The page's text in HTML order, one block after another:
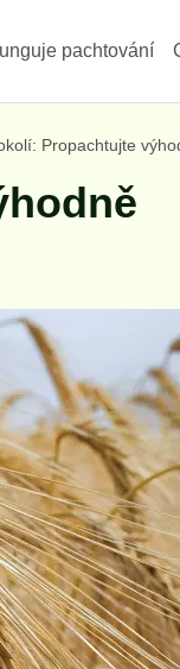
pachtování
Propachtujte